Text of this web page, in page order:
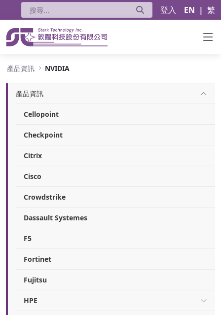
登入 EN | 繁
產品資訊 NVIDIA
產品資訊
Cellopoint
Checkpoint
Citrix
Cisco
Crowdstrike
Dassault Systemes
F5
Fortinet
Fujitsu
HPE